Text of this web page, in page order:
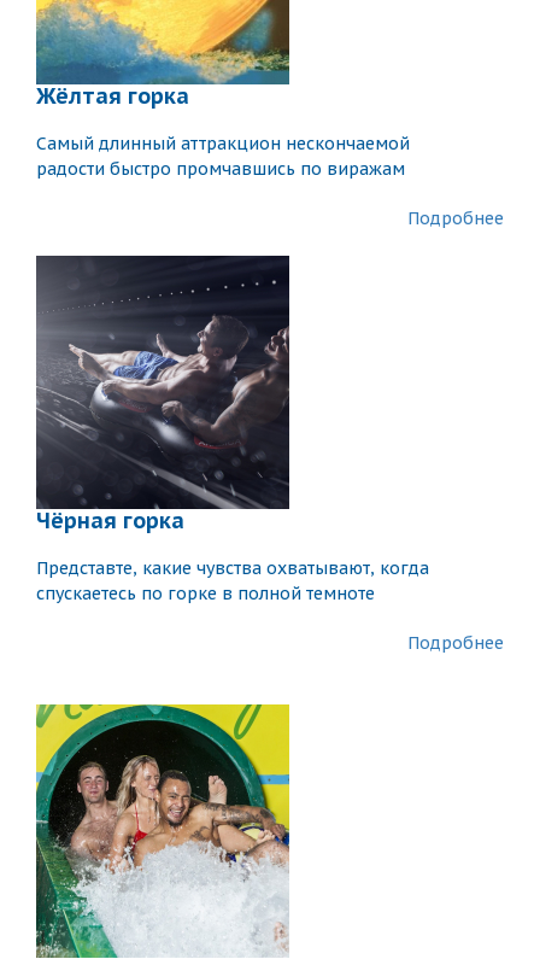
Жёлтая горка
Самый длинный аттракцион нескончаемой
радости быстро промчавшись по виражам
Подробнее
Чёрная горка
Представте, какие чувства охватывают, когда
спускаетесь по горке в полной темноте
Подробнее